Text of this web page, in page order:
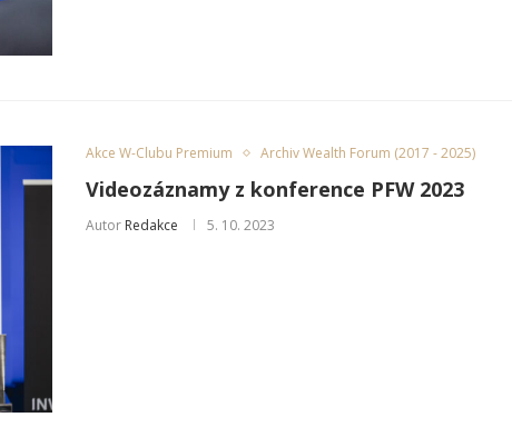
Akce W-Clubu Premium Archiv Wealth Forum (2017 - 2025)
Videozáznamy z konference PFW 2023
Autor Redakce 5. 10. 2023